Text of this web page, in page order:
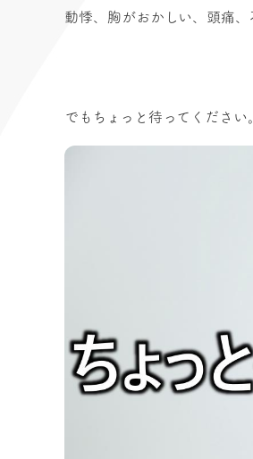
動悸、胸がおかしい、頭痛
でもちょっと待ってください